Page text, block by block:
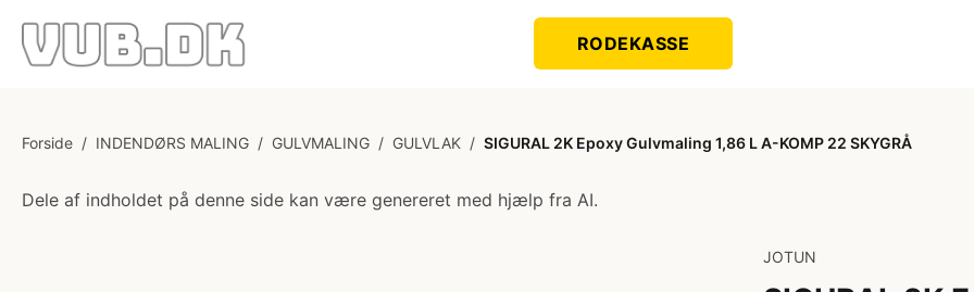
RODEKASSE
Forside / INDENDØRS MALING / GULVMALING / GULVLAK / SIGURAL 2K Epoxy Gulvmaling 1,86 L A-KOMP 22 SKYGRÅ
Dele af indholdet på denne side kan være genereret med hjælp fra AI.
JOTUN